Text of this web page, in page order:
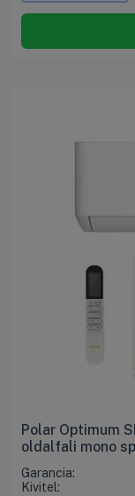
Polar Optimum
oldalfali mono
Garancia:
Kivitel: